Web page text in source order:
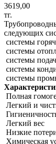
3619,00
тг.
следующих
системы
системы
системы
системы
системы
Полная
Легкий и
Легкий вес
Низкие
Химическая